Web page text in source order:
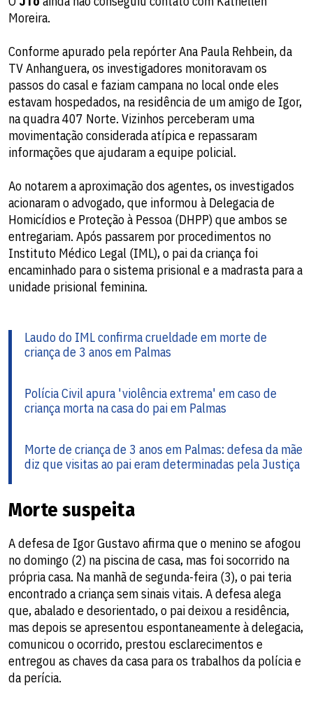
Moreira.
Conforme apurado pela repórter Ana Paula Rehbein, da
TV Anhanguera, os investigadores monitoravam os
passos do casal e faziam campana no local onde eles
estavam hospedados, na residência de um amigo de Igor,
na quadra 407 Norte. Vizinhos perceberam uma
movimentação considerada atípica e repassaram
informações que ajudaram a equipe policial.
Ao notarem a aproximação dos agentes, os investigados
acionaram o advogado, que informou à Delegacia de
Homicídios e Proteção à Pessoa (DHPP) que ambos se
entregariam. Após passarem por procedimentos no
Instituto Médico Legal (IML), o pai da criança foi
encaminhado para o sistema prisional e a madrasta para a
unidade prisional feminina.
Laudo do IML confirma crueldade em morte de
criança de 3 anos em Palmas
Polícia Civil apura 'violência extrema' em caso de
criança morta na casa do pai em Palmas
Morte de criança de 3 anos em Palmas: defesa da mãe
diz que visitas ao pai eram determinadas pela Justiça
Morte suspeita
A defesa de Igor Gustavo afirma que o menino se afogou
no domingo (2) na piscina de casa, mas foi socorrido na
própria casa. Na manhã de segunda-feira (3), o pai teria
encontrado a criança sem sinais vitais. A defesa alega
que, abalado e desorientado, o pai deixou a residência,
mas depois se apresentou espontaneamente à delegacia,
comunicou o ocorrido, prestou esclarecimentos e
entregou as chaves da casa para os trabalhos da polícia e
da perícia.